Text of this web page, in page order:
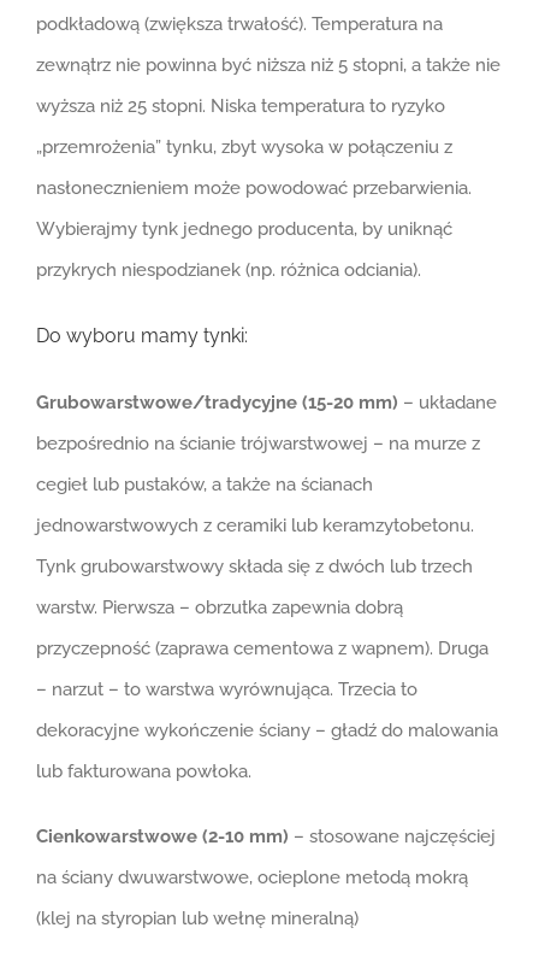
podkładową (zwiększa trwałość). Temperatura na
zewnątrz nie powinna być niższa niż 5 stopni, a także nie
wyższa niż 25 stopni. Niska temperatura to ryzyko
„przemrożenia” tynku, zbyt wysoka w połączeniu z
nasłonecznieniem może powodować przebarwienia.
Wybierajmy tynk jednego producenta, by uniknąć
przykrych niespodzianek (np. różnica odciania).
Do wyboru mamy tynki:
Grubowarstwowe/tradycyjne (15-20 mm) – układane
bezpośrednio na ścianie trójwarstwowej – na murze z
cegieł lub pustaków, a także na ścianach
jednowarstwowych z ceramiki lub keramzytobetonu.
Tynk grubowarstwowy składa się z dwóch lub trzech
warstw. Pierwsza – obrzutka zapewnia dobrą
przyczepność (zaprawa cementowa z wapnem). Druga
– narzut – to warstwa wyrównująca. Trzecia to
dekoracyjne wykończenie ściany – gładź do malowania
lub fakturowana powłoka.
Cienkowarstwowe (2-10 mm) – stosowane najczęściej
na ściany dwuwarstwowe, ocieplone metodą mokrą
(klej na styropian lub wełnę mineralną)